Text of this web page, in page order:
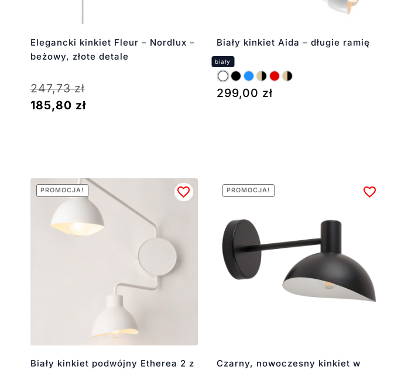
Elegancki kinkiet Fleur – Nordlux –
beżowy, złote detale
247,73zł
185,80 zł
Biały kinkiet Aida – długie ramię
299,00 zł
Biały kinkiet podwójny Etherea 2 z
PROMOCJA!
Czarny, nowoczesny kinkiet w
PROMOCJA!